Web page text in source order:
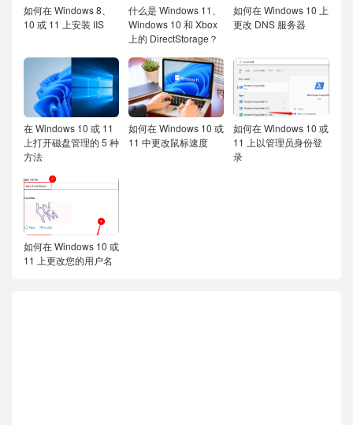
如何在 Windows 8、
10 或 11 上安装 IIS
什么是 Windows 11、
Windows 10 和 Xbox
上的 DirectStorage？
如何在 Windows 10 上
更改 DNS 服务器
在 Windows 10 或 11
上打开磁盘管理的 5 种
方法
如何在 Windows 10 或
11 中更改鼠标速度
如何在 Windows 10 或
11 上以管理员身份登
录
如何在 Windows 10 或
11 上更改您的用户名